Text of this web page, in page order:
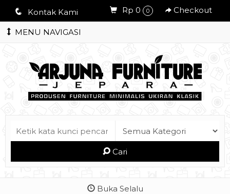
q Kontak Kami Rp 0 0 Checkout
MENU NAVIGASI
Cari
Buka Selalu